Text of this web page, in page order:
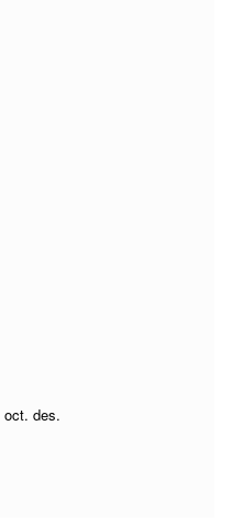
oct. des.